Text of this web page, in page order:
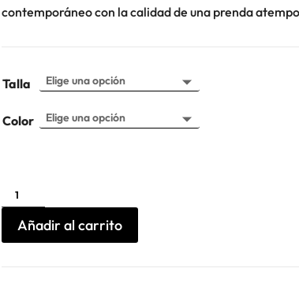
contemporáneo con la calidad de una prenda
Talla
Color
Camisa
sport
estampada
Garcia
cantidad
Añadir al carrito